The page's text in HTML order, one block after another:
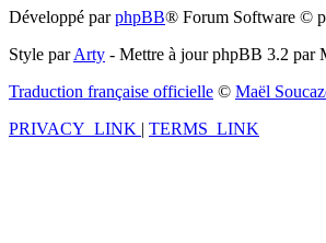
Développé parphpBB® Forum Software ©
Style parArty - Mettre à jour phpBB 3.2 par
Traduction française officielle © Maël
PRIVACY_LINK | TERMS_LINK